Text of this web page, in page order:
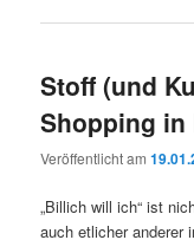
Stoff (und
Shopping in
Veröffentlicht am
„Billich will ich“ ist
auch etlicher anderer